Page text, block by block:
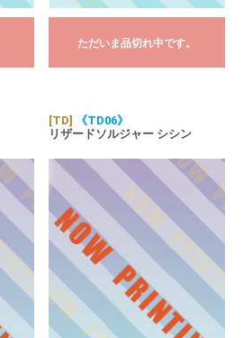
ただいま品切れ中です。
[TD]
《TD06》
リザードソルジャー シシン